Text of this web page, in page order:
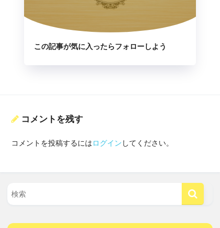
この記事が気に入ったらフォローしよう
コメントを残す
コメントを投稿するにはログイン してください。